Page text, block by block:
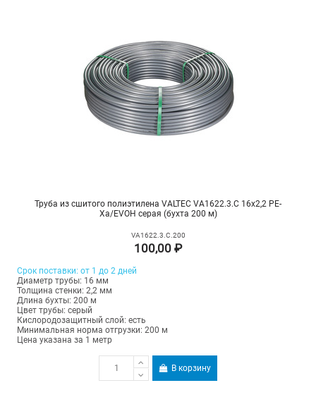
Труба из сшитого полиэтилена VALTEC VA1622.3.C 16х2,2 PE-
Xa/EVOH серая (бухта 200 м)
VA1622.3.C.200
100,00 ₽
Срок поставки: от 1 до 2 дней
Диаметр трубы: 16 мм
Толщина стенки: 2,2 мм
Длина бухты: 200 м
Цвет трубы: серый
Кислородозащитный слой: есть
Минимальная норма отгрузки: 200 м
Цена указана за 1 метр
В корзину